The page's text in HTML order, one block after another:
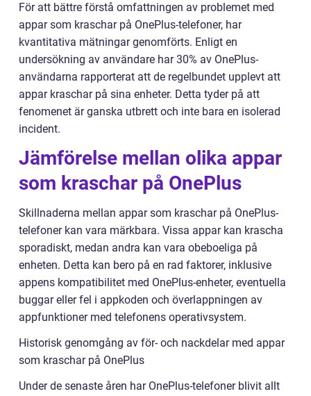
För att bättre förstå omfattningen av problemet med
appar som kraschar på OnePlus-telefoner, har
kvantitativa mätningar genomförts. Enligt en
undersökning av användare har 30% av OnePlus-
användarna rapporterat att de regelbundet upplevt att
appar kraschar på sina enheter. Detta tyder på att
fenomenet är ganska utbrett och inte bara en isolerad
incident.
Jämförelse mellan olika appar
som kraschar på OnePlus
Skillnaderna mellan appar som kraschar på OnePlus-
telefoner kan vara märkbara. Vissa appar kan krascha
sporadiskt, medan andra kan vara obeboeliga på
enheten. Detta kan bero på en rad faktorer, inklusive
appens kompatibilitet med OnePlus-enheter, eventuella
buggar eller fel i appkoden och överlappningen av
appfunktioner med telefonens operativsystem.
Historisk genomgång av för- och nackdelar med appar
som kraschar på OnePlus
Under de senaste åren har OnePlus-telefoner blivit allt